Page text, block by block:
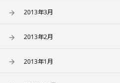
2013年3月
2013年2月
2013年1月